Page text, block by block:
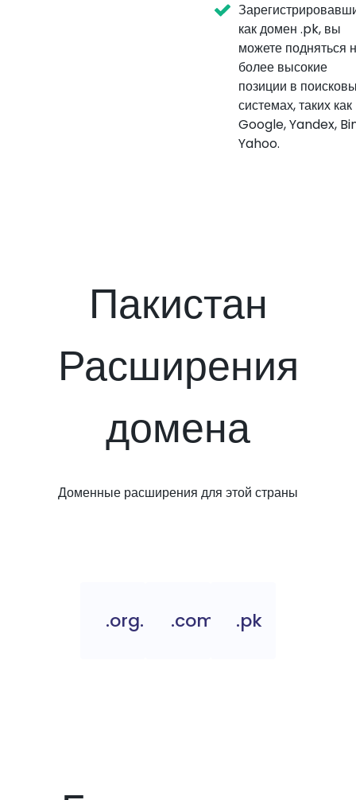
как домен .pk, вы
можете подняться
более высокие
позиции в
системах, таких как
Google, Yandex,
Yahoo.
Пакистан
Расширения
домена
Доменные расширения для этой страны
.org.pk .com.pk.pk